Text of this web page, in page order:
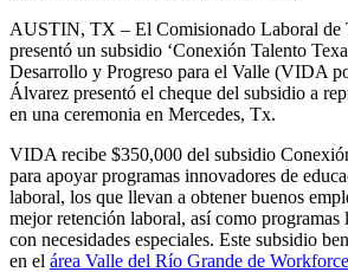
AUSTIN, TX – El Comisionado Laboral de
presentó un subsidio ‘Conexión Talento
Desarrollo y Progreso para el Valle (VIDA
Álvarez presentó el cheque del subsidio a
en una ceremonia en Mercedes, Tx.
VIDA recibe $350,000 del subsidio
para apoyar programas innovadores de
laboral, los que llevan a obtener buenos
mejor retención laboral, así como programas
con necesidades especiales. Este subsidio
en el área Valle del Río Grande de